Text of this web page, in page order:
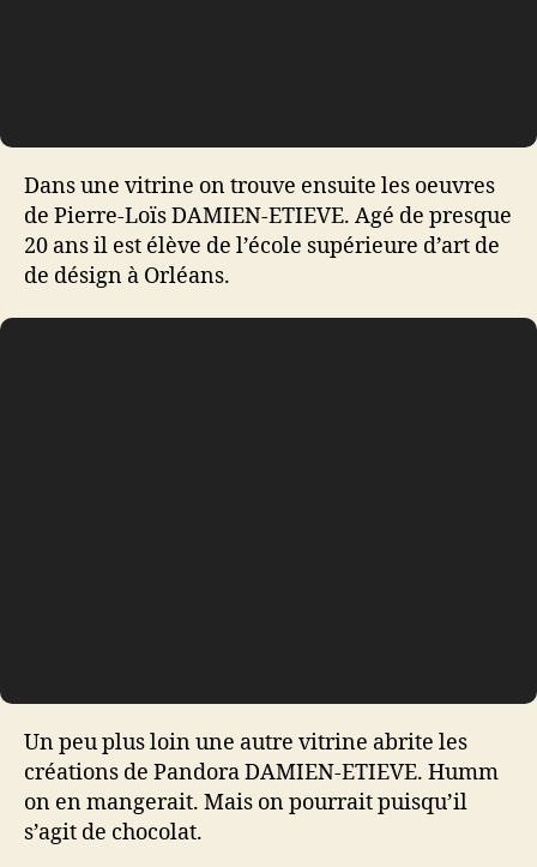
Dans une vitrine on trouve ensuite les oeuvres
de Pierre-Loïs DAMIEN-ETIEVE. Agé de presque
20 ans il est élève de l’école supérieure d’art de
de désign à Orléans.
Un peu plus loin une autre vitrine abrite les
créations de Pandora DAMIEN-ETIEVE. Humm
on en mangerait. Mais on pourrait puisqu’il
s’agit de chocolat.